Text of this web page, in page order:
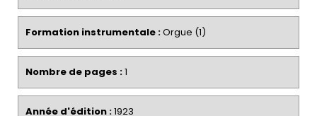
Formation instrumentale :Orgue (1)
Nombre de pages :1
Année d'édition :1923